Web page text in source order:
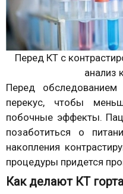
Перед КТ с
анализ
Перед обследованием
перекус, чтобы
побочные эффекты.
позаботиться о
накопления
процедуры придется
Как делают КТ